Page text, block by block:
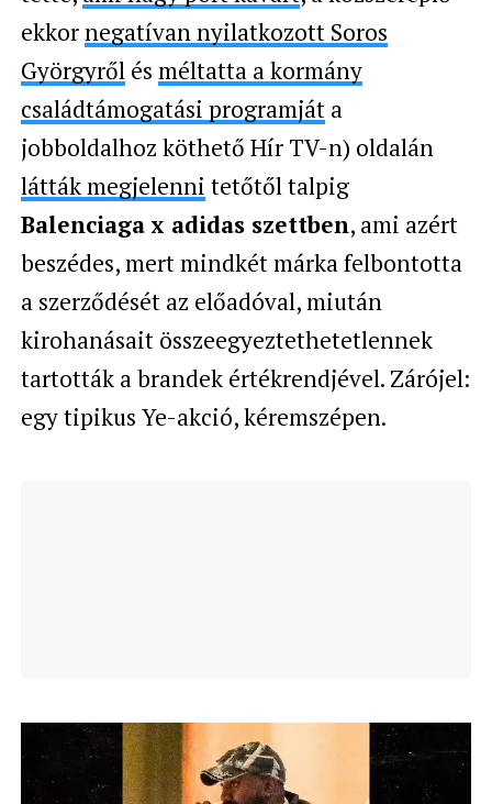
ekkornegatívan nyilatkozott Soros
Györgyrőlés méltatta a kormány
családtámogatási programjáta
jobboldalhoz köthető Hír TV-n) oldalán
látták megjelenni tetőtől talpig
Balenciaga x adidas szettben, ami azért
beszédes, mert mindkét márka felbontotta
a szerződését az előadóval, miután
kirohanásait összeegyeztethetetlennek
tartották a brandek értékrendjével. Zárójel:
egy tipikus Ye-akció, kéremszépen.